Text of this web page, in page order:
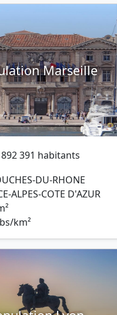
Marseille
892 391 habitants
DU-RHONE
ALPES-COTE D'AZUR
km²